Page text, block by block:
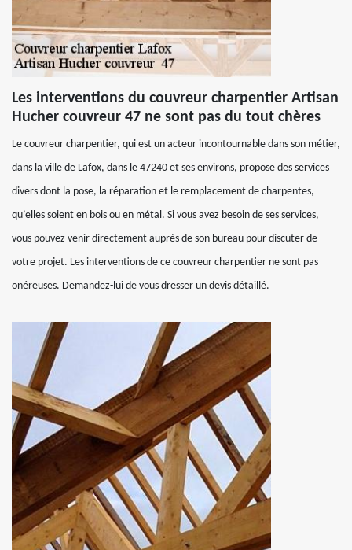
Les interventions du couvreur charpentier Artisan
Hucher couvreur 47 ne sont pas du tout chères
Le couvreur charpentier, qui est un acteur incontournable dans son métier,
dans la ville de Lafox, dans le 47240 et ses environs, propose des services
divers dont la pose, la réparation et le remplacement de charpentes,
qu’elles soient en bois ou en métal. Si vous avez besoin de ses services,
vous pouvez venir directement auprès de son bureau pour discuter de
votre projet. Les interventions de ce couvreur charpentier ne sont pas
onéreuses. Demandez-lui de vous dresser un devis détaillé.